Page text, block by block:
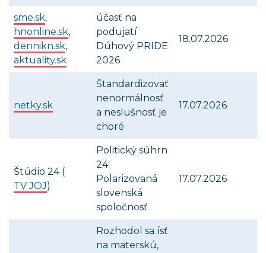
sme.sk,
hnonline.sk,
dennikn.sk,
aktuality.sk
účasť na
podujatí
Dúhový PRIDE
2026
18.07.2026
netky.sk
Štandardizovať
nenormálnosť
a neslušnosť je
choré
17.07.2026
Štúdio 24 (
TV JOJ)
Politický súhrn
24:
Polarizovaná
slovenská
spoločnosť
17.07.2026
Rozhodol sa ísť
na materskú,